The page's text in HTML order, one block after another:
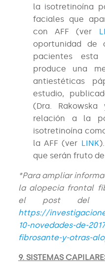
la isotretinoína
faciales que
con AFF (ver
oportunidad de
pacientes
produce una
antiestéticas
estudio,
(Dra. Rakowska
relación a la
isotretinoína
la AFF (ver LINK
que serán fruto
*Para ampliar
la alopecia frontal
el post del
https://
10-novedades-de-
fibrosante-y-otras-
9. SISTEMAS